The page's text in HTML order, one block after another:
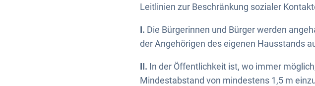
Leitlinien zur Beschränkung sozialer
I. Die Bürgerinnen und Bürger werden
der Angehörigen des eigenen Hausstands
II. In der Öffentlichkeit ist, wo immer
Mindestabstand von mindestens 1,5 m